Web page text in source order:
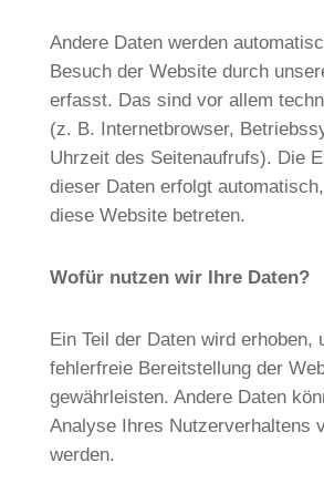
Andere Daten werden
Besuch der Website durch
erfasst. Das sind vor allem
(z. B. Internetbrowser,
Uhrzeit des Seitenaufrufs). Die
dieser Daten erfolgt
diese Website betreten.
Wofür nutzen wir Ihre Daten?
Ein Teil der Daten wird erhoben,
fehlerfreie Bereitstellung der
gewährleisten. Andere Daten
Analyse Ihres Nutzerverhaltens
werden.